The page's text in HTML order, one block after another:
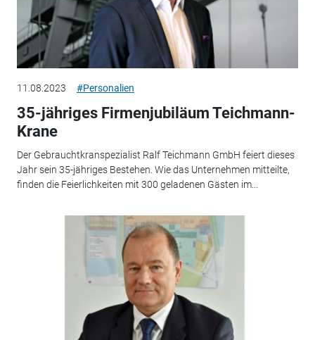
11.08.2023 #Personalien
35-jähriges Firmenjubiläum Teichmann-
Krane
Der Gebrauchtkranspezialist Ralf Teichmann GmbH feiert dieses
Jahr sein 35-jähriges Bestehen. Wie das Unternehmen mitteilte,
finden die Feierlichkeiten mit 300 geladenen Gästen im...